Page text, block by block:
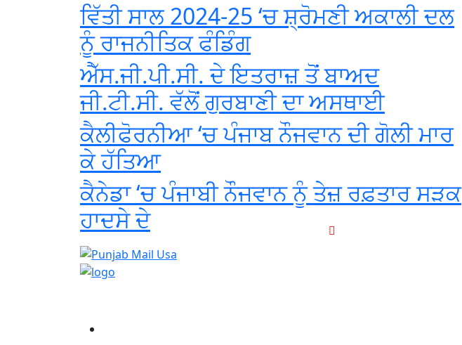
ਵਿੱਤੀ ਸਾਲ 2024-25 ‘ਚ ਸ਼੍ਰੋਮਣੀ ਅਕਾਲੀ ਦਲ
ਨੂੰ ਰਾਜਨੀਤਿਕ ਫੰਡਿੰਗ
ਐੱਸ.ਜੀ.ਪੀ.ਸੀ. ਦੇ ਇਤਰਾਜ਼ ਤੋਂ ਬਾਅਦ
ਜੀ.ਟੀ.ਸੀ. ਵੱਲੋਂ ਗੁਰਬਾਣੀ ਦਾ ਅਸਥਾਈ
ਕੈਲੀਫੋਰਨੀਆ ‘ਚ ਪੰਜਾਬ ਨੌਜਵਾਨ ਦੀ ਗੋਲੀ ਮਾਰ
ਕੇ ਹੱਤਿਆ
ਕੈਨੇਡਾ ‘ਚ ਪੰਜਾਬੀ ਨੌਜਵਾਨ ਨੂੰ ਤੇਜ਼ ਰਫ਼ਤਾਰ ਸੜਕ
ਹਾਦਸੇ ਦੇ